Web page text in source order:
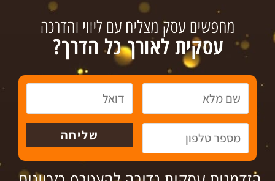
עסקים למכירה
גיוס אשראי